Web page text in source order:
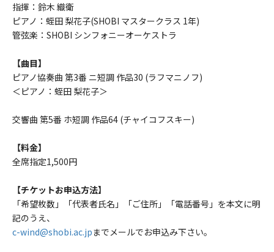
指揮：鈴木 織衛
ピアノ：蛭田 梨花子(SHOBI マスタークラス 1年)
管弦楽：SHOBI シンフォニーオーケストラ
【曲目】
ピアノ協奏曲 第3番 ニ短調 作品30 (ラフマニノフ)
＜ピアノ：蛭田 梨花子＞
交響曲 第5番 ホ短調 作品64 (チャイコフスキー)
【料金】
全席指定1,500円
【チケットお申込方法】
「希望枚数」「代表者氏名」「ご住所」「電話番号」を本文に明
記のうえ、
c-wind@shobi.ac.jpまでメールでお申込み下さい。